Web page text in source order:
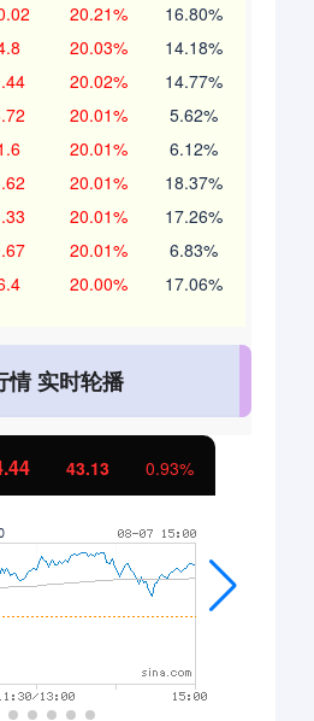
20.21% 16.80%
20.03% 14.18%
20.02% 14.77%
20.01% 5.62%
20.01% 6.12%
20.01% 18.37%
20.01% 17.26%
20.01% 6.83%
20.00% 17.06%
情 实时轮播
北证50